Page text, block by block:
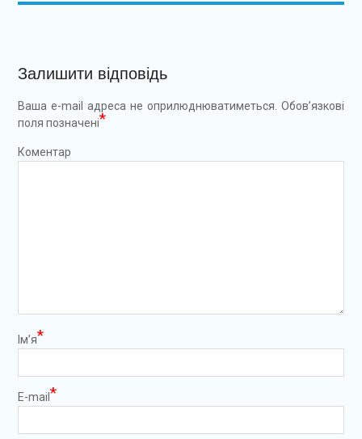
Залишити відповідь
Ваша e-mail адреса не оприлюднюватиметься. Обов’язкові
поля позначені*
Коментар
Ім’я*
E-mail *